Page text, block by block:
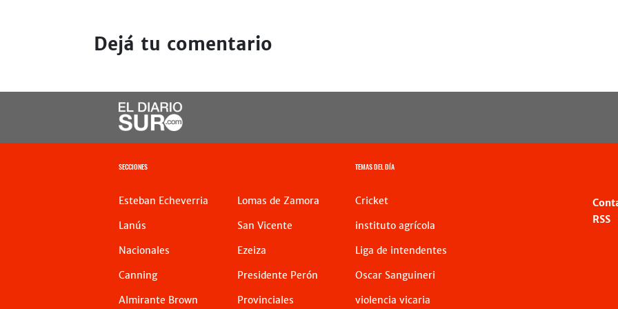
Dejá tu comentario
SECCIONES
Esteban Echeverria
Lanús
Nacionales
Canning
Almirante Brown
Lomas de Zamora
San Vicente
Ezeiza
Presidente Perón
Provinciales
TEMAS DEL DÍA
Cricket
instituto agrícola
Liga de intendentes
Oscar Sanguineri
violencia vicaria
RSS